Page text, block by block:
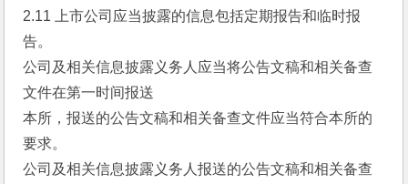
2.11 上市公司应当披露的信息包括定期报告和临时报
告。
公司及相关信息披露义务人应当将公告文稿和相关备查
文件在第一时间报送
本所，报送的公告文稿和相关备查文件应当符合本所的
要求。
公司及相关信息披露义务人报送的公告文稿和相关备查